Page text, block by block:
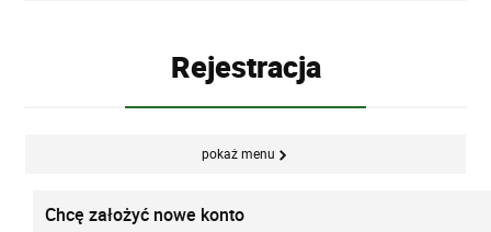
Rejestracja
pokaż menu
Chcę założyć nowe konto